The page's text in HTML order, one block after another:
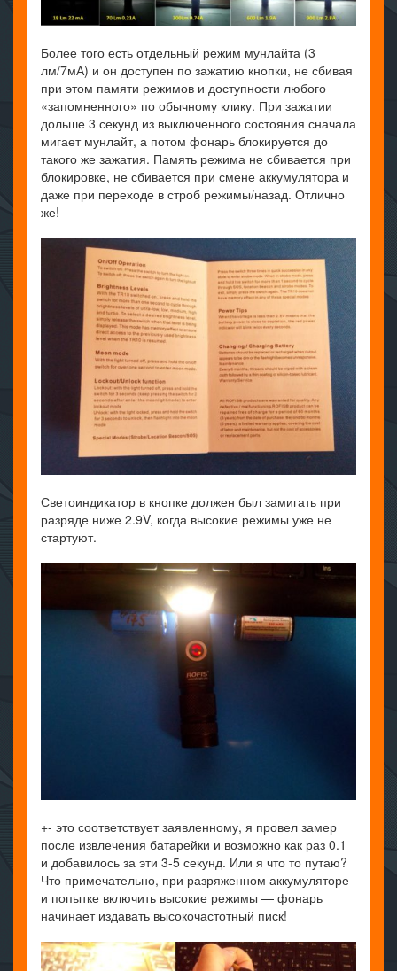
Более того есть отдельный режим мунлайта (3
лм/7мА) и он доступен по зажатию кнопки, не сбивая
при этом памяти режимов и доступности любого
«запомненного» по обычному клику. При зажатии
дольше 3 секунд из выключенного состояния сначала
мигает мунлайт, а потом фонарь блокируется до
такого же зажатия. Память режима не сбивается при
блокировке, не сбивается при смене аккумулятора и
даже при переходе в строб режимы/назад. Отлично
же!
Светоиндикатор в кнопке должен был замигать при
разряде ниже 2.9V, когда высокие режимы уже не
стартуют.
+- это соответствует заявленному, я провел замер
после извлечения батарейки и возможно как раз 0.1
и добавилось за эти 3-5 секунд. Или я что то путаю?
Что примечательно, при разряженном аккумуляторе
и попытке включить высокие режимы — фонарь
начинает издавать высокочастотный писк!